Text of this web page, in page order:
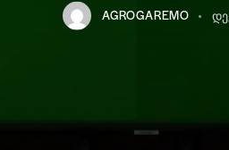
AGROGAREMO